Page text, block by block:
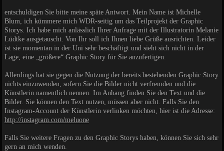
entschuldigen Sie bitte meine späte Antwort. Mein Name ist Michelle
Blum, ich kümmere mich WDR-seitig um das Teilprojekt der Graphic
Storys. Ich habe mich anlässlich Ihrer Anfrage mit der Illustratorin Melanie
Lüdtke ausgetauscht. Von Ihr soll ich Ihnen liebe Grüße ausrichten. Leider
ist sie momentan in der Uni sehr beschäftigt und sieht sich nicht in der
Lage, eine „größere“ Graphic Story für Sie anzufertigen.
Allerdings hat sie gegen die Nutzung der bereits bestehenden Graphic Story
nichts einzuwenden, sofern Sie die Bilder nicht verfremden und die
Künstlerin namentlich nennen. Im Anhang finden Sie den Text und die
Bilder. Sie können den Text nutzen, müssen aber nicht. Falls Sie den
Instagram-Account der Künstlerin verlinken möchten, hier ist die Adresse:
http://instagram.com/meluone
Falls Sie weitere Fragen zu den Graphic Storys haben, können Sie sich sehr
gern an mich wenden.